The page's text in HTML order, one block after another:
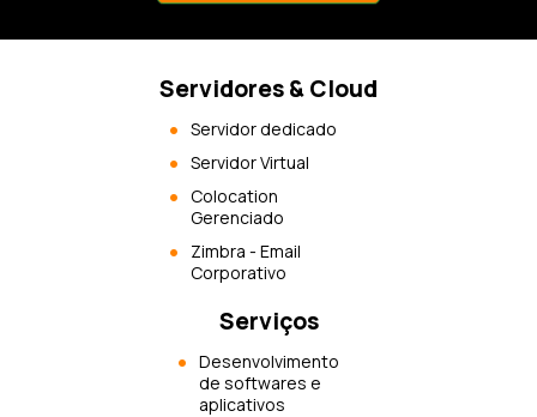
Servidores & Cloud
Servidor dedicado
Servidor Virtual
Colocation
Gerenciado
Zimbra - Email
Corporativo
Serviços
Desenvolvimento
de softwares e
aplicativos